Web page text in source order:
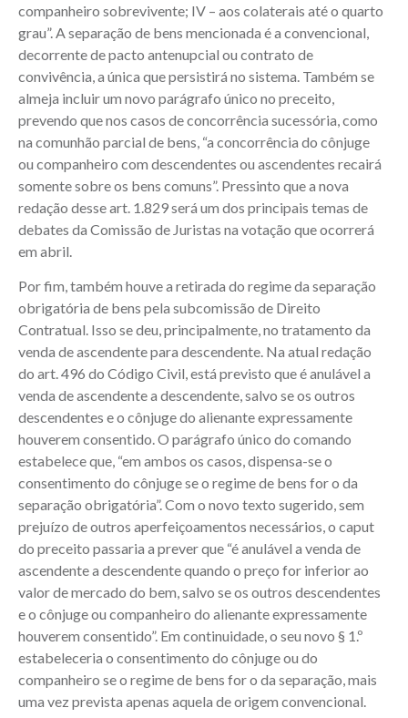
companheiro sobrevivente; IV – aos colaterais até o quarto
grau”. A separação de bens mencionada é a convencional,
decorrente de pacto antenupcial ou contrato de
convivência, a única que persistirá no sistema. Também se
almeja incluir um novo parágrafo único no preceito,
prevendo que nos casos de concorrência sucessória, como
na comunhão parcial de bens, “a concorrência do cônjuge
ou companheiro com descendentes ou ascendentes recairá
somente sobre os bens comuns”. Pressinto que a nova
redação desse art. 1.829 será um dos principais temas de
debates da Comissão de Juristas na votação que ocorrerá
em abril.
Por fim, também houve a retirada do regime da separação
obrigatória de bens pela subcomissão de Direito
Contratual. Isso se deu, principalmente, no tratamento da
venda de ascendente para descendente. Na atual redação
do art. 496 do Código Civil, está previsto que é anulável a
venda de ascendente a descendente, salvo se os outros
descendentes e o cônjuge do alienante expressamente
houverem consentido. O parágrafo único do comando
estabelece que, “em ambos os casos, dispensa-se o
consentimento do cônjuge se o regime de bens for o da
separação obrigatória”. Com o novo texto sugerido, sem
prejuízo de outros aperfeiçoamentos necessários, o caput
do preceito passaria a prever que “é anulável a venda de
ascendente a descendente quando o preço for inferior ao
valor de mercado do bem, salvo se os outros descendentes
e o cônjuge ou companheiro do alienante expressamente
houverem consentido”. Em continuidade, o seu novo § 1.º
estabeleceria o consentimento do cônjuge ou do
companheiro se o regime de bens for o da separação, mais
uma vez prevista apenas aquela de origem convencional.